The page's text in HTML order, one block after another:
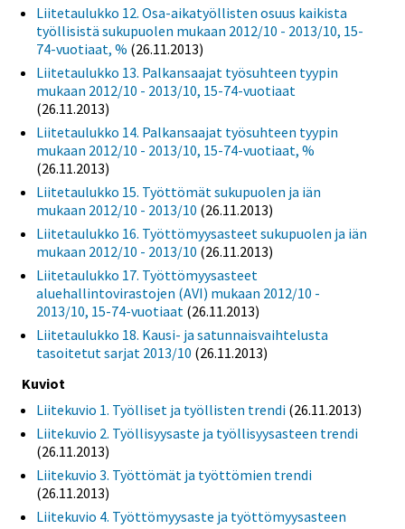
Liitetaulukko 12. Osa-aikatyöllisten osuus kaikista
työllisistä sukupuolen mukaan 2012/10 - 2013/10, 15-
74-vuotiaat, % (26.11.2013)
Liitetaulukko 13. Palkansaajat työsuhteen tyypin
mukaan 2012/10 - 2013/10, 15-74-vuotiaat
(26.11.2013)
Liitetaulukko 14. Palkansaajat työsuhteen tyypin
mukaan 2012/10 - 2013/10, 15-74-vuotiaat, %
(26.11.2013)
Liitetaulukko 15. Työttömät sukupuolen ja iän
mukaan 2012/10 - 2013/10 (26.11.2013)
Liitetaulukko 16. Työttömyysasteet sukupuolen ja iän
mukaan 2012/10 - 2013/10 (26.11.2013)
Liitetaulukko 17. Työttömyysasteet
aluehallintovirastojen (AVI) mukaan 2012/10 -
2013/10, 15-74-vuotiaat (26.11.2013)
Liitetaulukko 18. Kausi- ja satunnaisvaihtelusta
tasoitetut sarjat 2013/10 (26.11.2013)
Kuviot
Liitekuvio 1. Työlliset ja työllisten trendi (26.11.2013)
Liitekuvio 2. Työllisyysaste ja työllisyysasteen trendi
(26.11.2013)
Liitekuvio 3. Työttömät ja työttömien trendi
(26.11.2013)
Liitekuvio 4. Työttömyysaste ja työttömyysasteen